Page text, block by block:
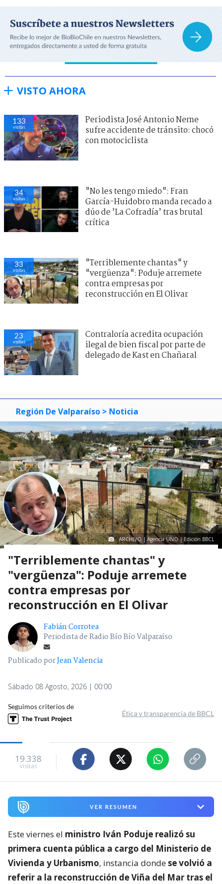
VISTO AHORA
133
visitas
Periodista José Antonio Neme
sufre accidente de tránsito: chocó
con motociclista
33
visitas
"Terriblemente chantas" y
"vergüenza": Poduje arremete
contra empresas por
reconstrucción en El Olivar
34
visitas
"No les tengo miedo": Fran
García-Huidobro manda recado a
dúo de ’La Cofradía’ tras brutal
crítica
23
visitas
Contraloría acredita ocupación
ilegal de bien fiscal por parte de
delegado de Kast en Chañaral
Región De Valparaíso > Noticia
ARCHIVO | Agencia UNO | Edición BBCL
"Terriblemente chantas" y
"vergüenza": Poduje arremete
contra empresas por
reconstrucción en El Olivar
Fabián Corrotea
Periodista de Radio Bío Bío Valparaíso
Publicado porJean Valencia
Sábado 08 Agosto, 2026 | 00:00
Seguimos criterios de
Ética y transparencia de BBCL
19.338
visitas
VER RESUMEN
Este viernes el ministro Iván Poduje realizó su
primera cuenta pública a cargo del Ministerio de
Vivienda y Urbanismo, instancia dondese volvió a
referir a la reconstrucción de Viña del Mar tras el